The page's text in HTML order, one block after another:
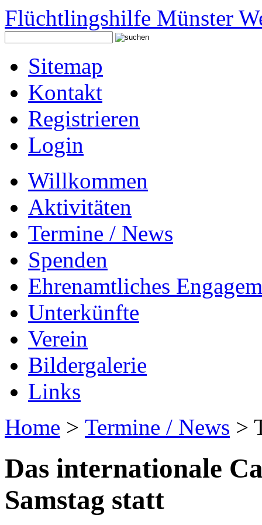
Flüchtlingshilfe Münster
Sitemap
Kontakt
Registrieren
Login
Willkommen
Aktivitäten
Termine / News
Spenden
Ehrenamtliches
Unterkünfte
Verein
Bildergalerie
Links
Home > Termine / News >
Das internationale
Samstag statt